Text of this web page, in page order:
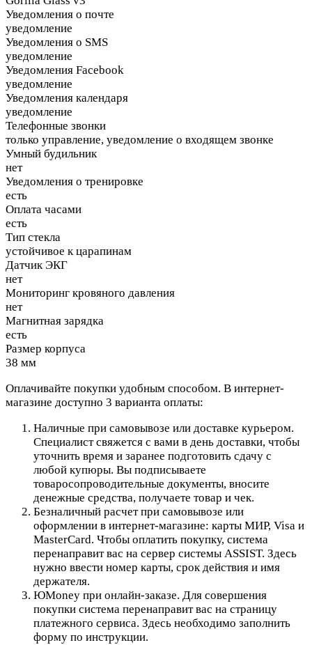
Уведомления о почте
уведомление
Уведомления о SMS
уведомление
Уведомления Facebook
уведомление
Уведомления календаря
уведомление
Телефонные звонки
только управление, уведомление о входящем звонке
Умный будильник
нет
Уведомления о тренировке
есть
Оплата часами
есть
Тип стекла
устойчивое к царапинам
Датчик ЭКГ
нет
Мониторинг кровяного давления
нет
Магнитная зарядка
есть
Размер корпуса
38 мм
Оплачивайте покупки удобным способом. В интернет-
магазине доступно 3 варианта оплаты:
Наличные при самовывозе или доставке курьером.
Специалист свяжется с вами в день доставки, чтобы
уточнить время и заранее подготовить сдачу с
любой купюры. Вы подписываете
товаросопроводительные документы, вносите
денежные средства, получаете товар и чек.
Безналичный расчет при самовывозе или
оформлении в интернет-магазине: карты МИР, Visa и
MasterCard. Чтобы оплатить покупку, система
перенаправит вас на сервер системы ASSIST. Здесь
нужно ввести номер карты, срок действия и имя
держателя.
ЮMoney при онлайн-заказе. Для совершения
покупки система перенаправит вас на страницу
платежного сервиса. Здесь необходимо заполнить
форму по инструкции.